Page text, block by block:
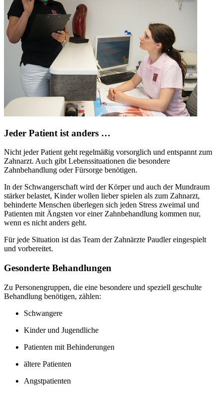
Jeder Patient ist anders …
Nicht jeder Patient geht regelmäßig vorsorglich und entspannt zum
Zahnarzt. Auch gibt Lebenssituationen die besondere
Zahnbehandlung oder Fürsorge benötigen.
In der Schwangerschaft wird der Körper und auch der Mundraum
stärker belastet, Kinder wollen lieber spielen als zum Zahnarzt,
behinderte Menschen überlegen sich jeden Stress zweimal und
Patienten mit Ängsten vor einer Zahnbehandlung kommen nur,
wenn es nicht anders geht.
Für jede Situation ist das Team der Zahnärzte Paudler eingespielt
und vorbereitet.
Gesonderte Behandlungen
Zu Personengruppen, die eine besondere und speziell geschulte
Behandlung benötigen, zählen:
Schwangere
Kinder und Jugendliche
Patienten mit Behinderungen
ältere Patienten
Angstpatienten